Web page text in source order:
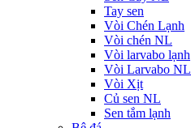
Tay sen
Vòi Chén Lạnh
Vòi chén NL
Vòi larvabo lạnh
Vòi Larvabo NL
Vòi Xịt
Củ sen NL
Sen tắm lạnh